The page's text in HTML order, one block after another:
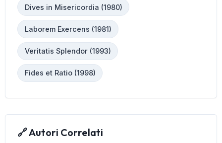
Dives in Misericordia (1980)
Laborem Exercens (1981)
Veritatis Splendor (1993)
Fides et Ratio (1998)
🔗 Autori Correlati